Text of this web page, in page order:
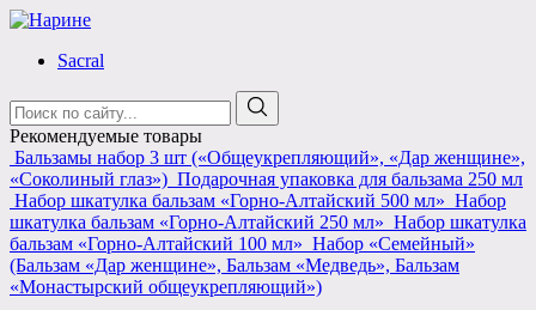
Skip
contentSacral
Поиск:
Рекомендуемые товары
Бальзамы набор 3 шт («Общеукрепляющий», «Дар женщине»,
«Соколиный глаз») Подарочная упаковка для бальзама 250 мл
Набор шкатулка бальзам «Горно-Алтайский 500 мл» Набор
шкатулка бальзам «Горно-Алтайский 250 мл» Набор шкатулка
бальзам «Горно-Алтайский 100 мл» Набор «Семейный»
(Бальзам «Дар женщине», Бальзам «Медведь», Бальзам
«Монастырский общеукрепляющий»)